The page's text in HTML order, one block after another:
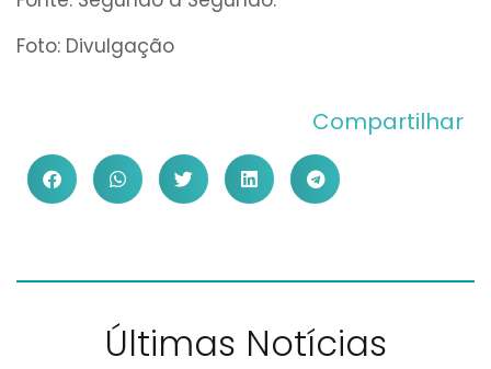
Foto: Divulgação
Compartilhar
Últimas Notícias